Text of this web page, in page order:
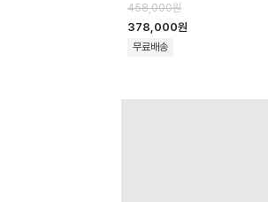
458,000원
378,000원
무료배송